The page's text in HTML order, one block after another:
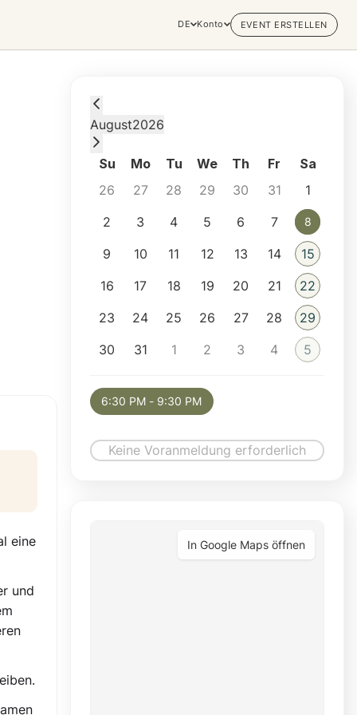
DE Konto EVENT ERSTELLEN
eine
und
Saturday, August 8, 2026 at 6:30 PM
August2026
Su Mo Tu We Th Fr
Sa
26
27 28 29 30 31
1
2
3 4 5 6 7 8
8
9 10 11 12 13 14
15
16
17 18 19 20 21
22
23
24 25 26 27 28
29
30
31 1 2 3 4
5
6:30 PM - 9:30 PM
Keine Voranmeldung erforderlich
In Google Maps öffnen